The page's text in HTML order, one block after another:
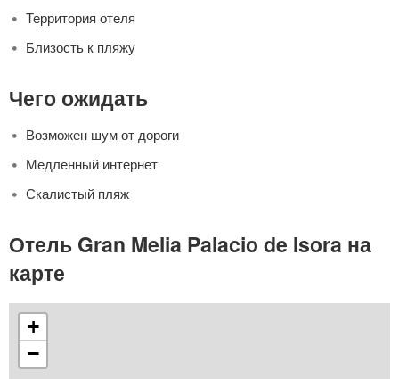
Территория отеля
Близость к пляжу
Чего ожидать
Возможен шум от дороги
Медленный интернет
Скалистый пляж
Отель Gran Melia Palacio de Isora на
карте
+
−